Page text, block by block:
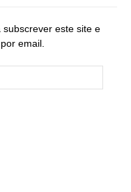
este site e
email.